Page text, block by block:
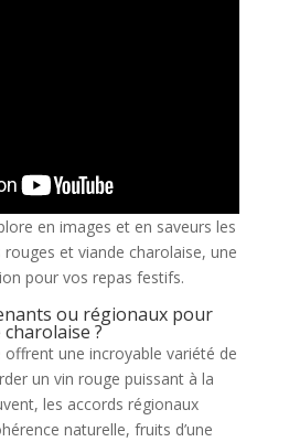
en images et en saveurs les
et viande charolaise, une
pour vos repas festifs.
ou régionaux pour
?
une incroyable variété de
un vin rouge puissant à la
les accords régionaux
naturelle, fruits d’une